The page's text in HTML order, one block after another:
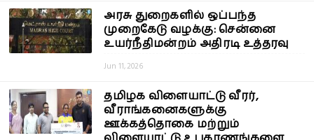
அரசு துறைகளில் ஒப்பந்த
முறைகேடு வழக்கு: சென்னை
உயர்நீதிமன்றம் அதிரடி உத்தரவு
Jun 11, 2026
தமிழக விளையாட்டு வீரர்,
வீராங்கனைகளுக்கு
ஊக்கத்தொகை மற்றும்